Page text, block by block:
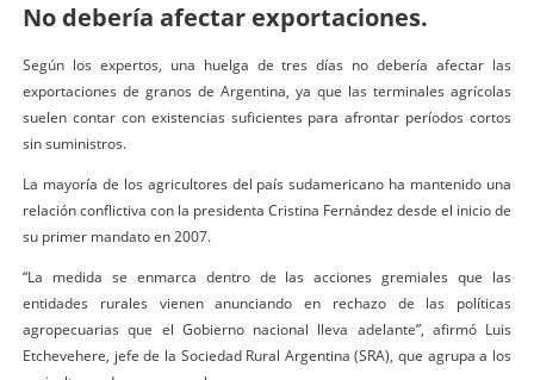
No debería afectar exportaciones.
Según los expertos, una huelga de tres días no debería afectar las
exportaciones de granos de Argentina, ya que las terminales agrícolas
suelen contar con existencias suficientes para afrontar períodos cortos
sin suministros.
La mayoría de los agricultores del país sudamericano ha mantenido una
relación conflictiva con la presidenta Cristina Fernández desde el inicio de
su primer mandato en 2007.
“La medida se enmarca dentro de las acciones gremiales que las
entidades rurales vienen anunciando en rechazo de las políticas
agropecuarias que el Gobierno nacional lleva adelante”, afirmó Luis
Etchevehere, jefe de la Sociedad Rural Argentina (SRA), que agrupa a los